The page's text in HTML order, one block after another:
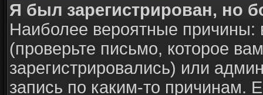
Я был зарегистрирован, но
Наиболее вероятные
(проверьте письмо, которое
зарегистрировались) или
запись по каким-то причинам.